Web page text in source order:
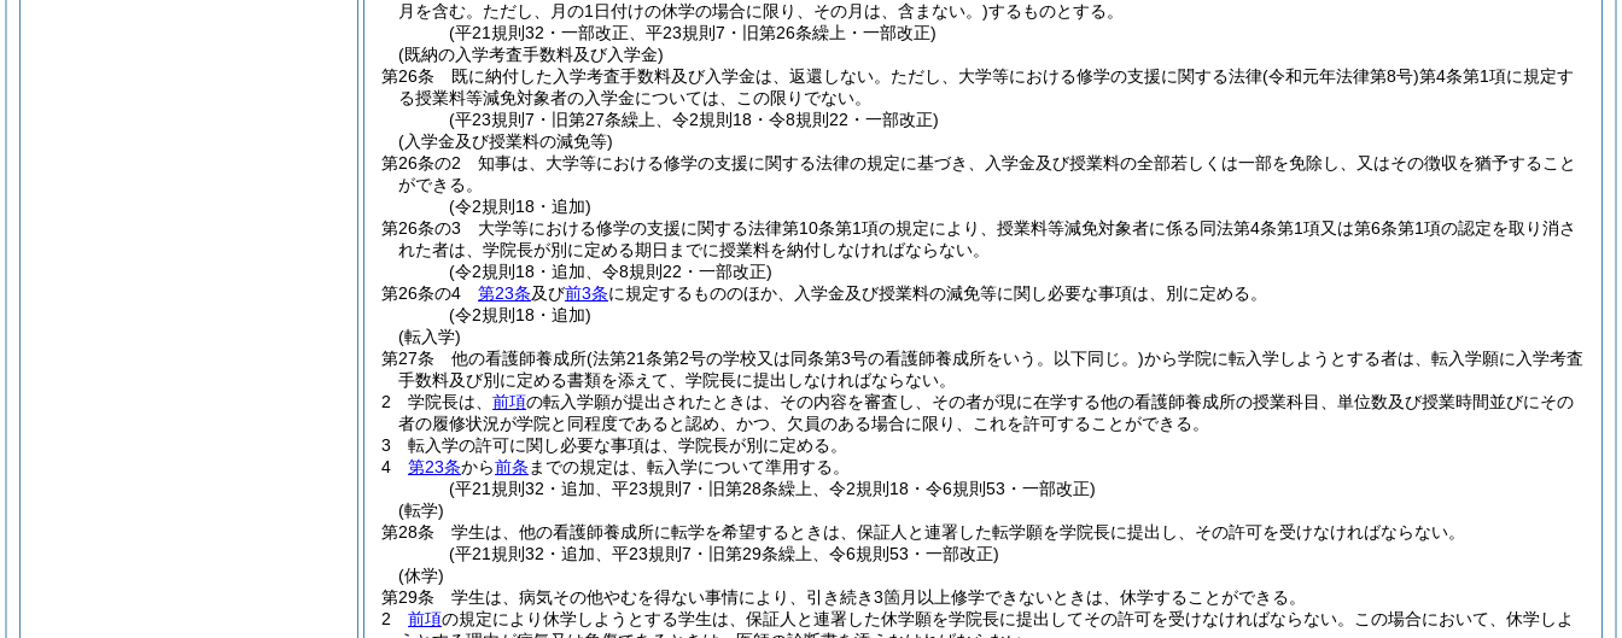
月を含む。ただし、月の1日付けの休学の場合に限り、その月は、含まない。)するものとする。
(平21規則32・一部改正、平23規則7・旧第26条繰上・一部改正)
(既納の入学考査手数料及び入学金)
第26条
既に納付した入学考査手数料及び入学金は、返還しない。 ただし、大学等における修学の支援に関する法律(令和元年法律第8号)第4条第1項に規定す
る授業料等減免対象者の入学金については、この限りでない。
(平23規則7・旧第27条繰上、令2規則18・令8規則22・一部改正)
(入学金及び授業料の減免等)
第26条の2
知事は、大学等における修学の支援に関する法律の規定に基づき、入学金及び授業料の全部若しくは一部を免除し、又はその徴収を猶予すること
ができる。
(令2規則18・追加)
第26条の3
大学等における修学の支援に関する法律第10条第1項の規定により、授業料等減免対象者に係る同法第4条第1項又は第6条第1項の認定を取り消さ
れた者は、学院長が別に定める期日までに授業料を納付しなければならない。
(令2規則18・追加、令8規則22・一部改正)
第26条の4
第23条及び前3条に規定するもののほか、入学金及び授業料の減免等に関し必要な事項は、別に定める。
(令2規則18・追加)
(転入学)
第27条
他の看護師養成所(法第21条第2号の学校又は同条第3号の看護師養成所をいう。以下同じ。)から学院に転入学しようとする者は、転入学願に入学考査
手数料及び別に定める書類を添えて、学院長に提出しなければならない。
2
学院長は、 前項の転入学願が提出されたときは、その内容を審査し、その者が現に在学する他の看護師養成所の授業科目、単位数及び授業時間並びにその
者の履修状況が学院と同程度であると認め、かつ、欠員のある場合に限り、これを許可することができる。
3
転入学の許可に関し必要な事項は、学院長が別に定める。
4
第23条から前条 までの規定は、転入学について準用する。
(平21規則32・追加、平23規則7・旧第28条繰上、令2規則18・令6規則53・一部改正)
(転学)
第28条
学生は、他の看護師養成所に転学を希望するときは、保証人と連署した転学願を学院長に提出し、その許可を受けなければならない。
(平21規則32・追加、平23規則7・旧第29条繰上、令6規則53・一部改正)
(休学)
第29条
学生は、病気その他やむを得ない事情により、引き続き3箇月以上修学できないときは、休学することができる。
2
前項の規定により休学しようとする学生は、保証人と連署した休学願を学院長に提出してその許可を受けなければならない。
この場合において、休学しよ